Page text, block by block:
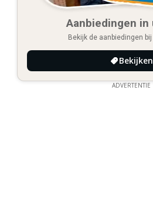
Aanbiedingen in
Bekijk de aanbiedingen
Bekijken
ADVERTENTIE